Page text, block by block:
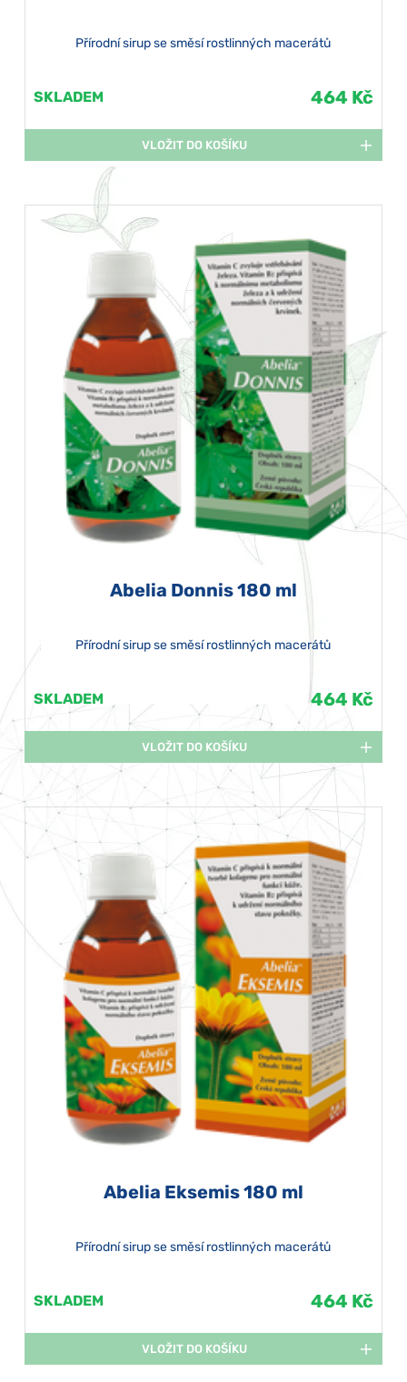
Přírodní sirup se směsí rostlinných macerátů
SKLADEM 464 Kč
VLOŽIT DO KOŠÍKU
Abelia Donnis 180 ml
Přírodní sirup se směsí rostlinných macerátů
SKLADEM 464 Kč
VLOŽIT DO KOŠÍKU
Abelia Eksemis 180 ml
Přírodní sirup se směsí rostlinných macerátů
SKLADEM 464 Kč
VLOŽIT DO KOŠÍKU